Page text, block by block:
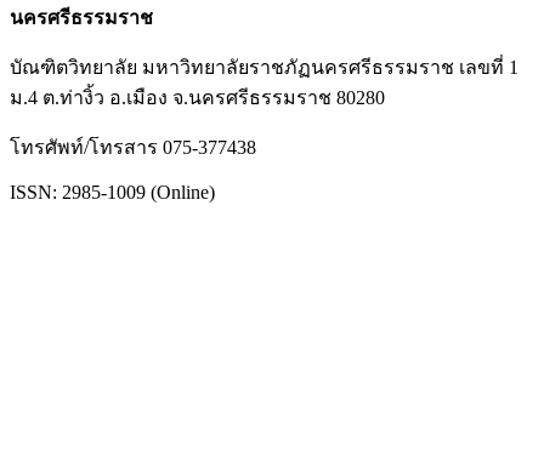
นครศรีธรรมราช
บัณฑิตวิทยาลัย มหาวิทยาลัยราชภัฏนครศรีธรรมราช เลขที่ 1
ม.4 ต.ท่างิ้ว อ.เมือง จ.นครศรีธรรมราช 80280
โทรศัพท์/โทรสาร 075-377438
ISSN: 2985-1009 (Online)